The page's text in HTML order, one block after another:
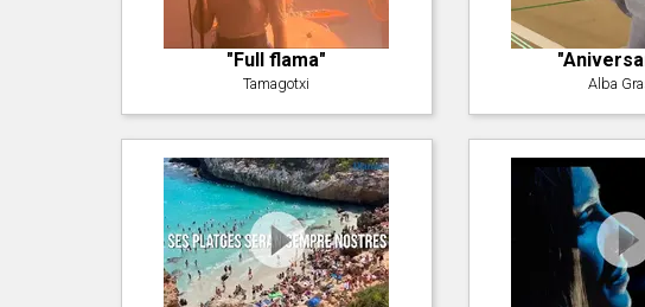
"Full flama"
Tamagotxi Alba